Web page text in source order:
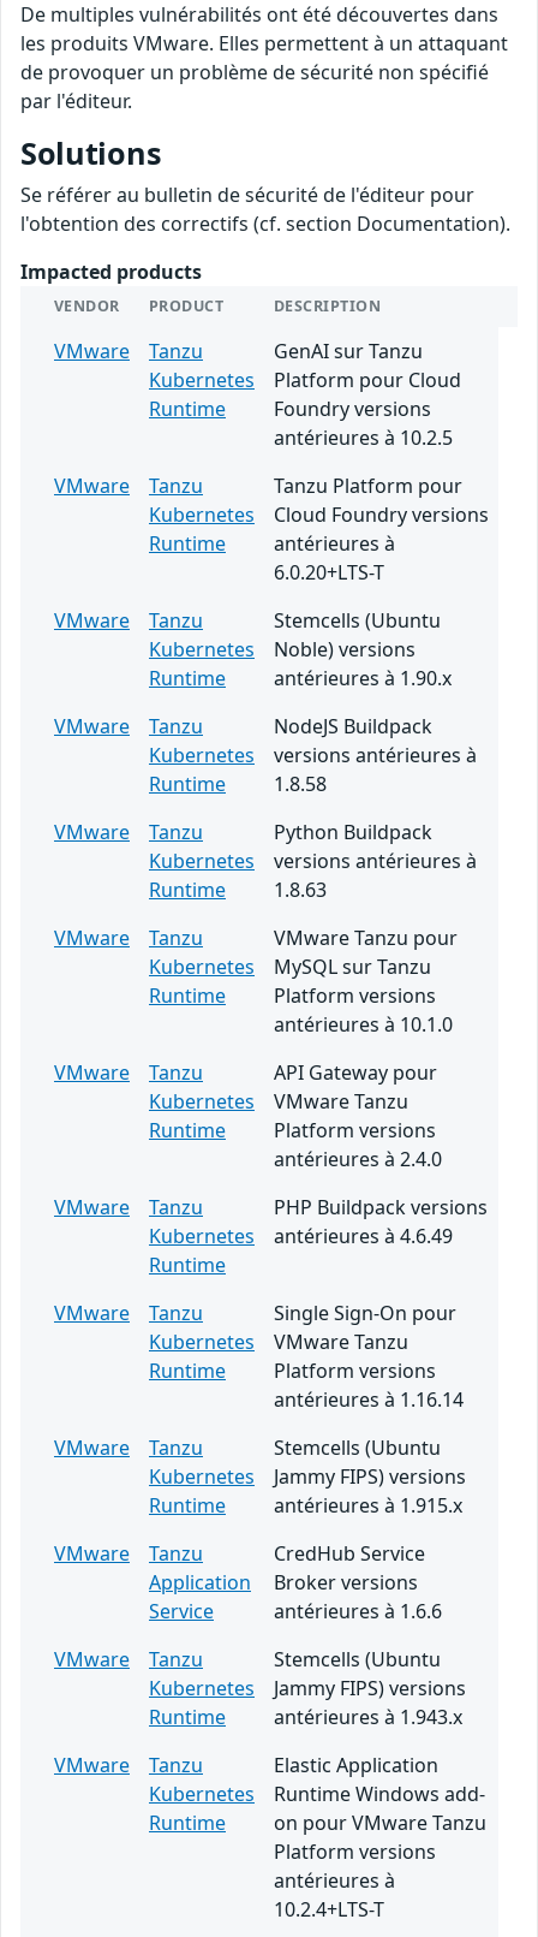
De multiples vulnérabilités ont été découvertes dans
les produits VMware. Elles permettent à un attaquant
de provoquer un problème de sécurité non spécifié
par l'éditeur.
Solutions
Se référer au bulletin de sécurité de l'éditeur pour
l'obtention des correctifs (cf. section Documentation).
Impacted products
VENDOR PRODUCT DESCRIPTION
VMware
Tanzu
Kubernetes
Runtime
GenAI sur Tanzu
Platform pour Cloud
Foundry versions
antérieures à 10.2.5
VMware
Tanzu
Kubernetes
Runtime
Tanzu Platform pour
Cloud Foundry versions
antérieures à
6.0.20+LTS-T
VMware
Tanzu
Kubernetes
Runtime
Stemcells (Ubuntu
Noble) versions
antérieures à 1.90.x
VMware
Tanzu
Kubernetes
Runtime
NodeJS Buildpack
versions antérieures à
1.8.58
VMware
Tanzu
Kubernetes
Runtime
Python Buildpack
versions antérieures à
1.8.63
VMware
Tanzu
Kubernetes
Runtime
VMware Tanzu pour
MySQL sur Tanzu
Platform versions
antérieures à 10.1.0
VMware
Tanzu
Kubernetes
Runtime
API Gateway pour
VMware Tanzu
Platform versions
antérieures à 2.4.0
VMware
Tanzu
Kubernetes
Runtime
PHP Buildpack versions
antérieures à 4.6.49
VMware
Tanzu
Kubernetes
Runtime
Single Sign-On pour
VMware Tanzu
Platform versions
antérieures à 1.16.14
VMware
Tanzu
Kubernetes
Runtime
Stemcells (Ubuntu
Jammy FIPS) versions
antérieures à 1.915.x
VMware
Tanzu
Application
Service
CredHub Service
Broker versions
antérieures à 1.6.6
VMware
Tanzu
Kubernetes
Runtime
Stemcells (Ubuntu
Jammy FIPS) versions
antérieures à 1.943.x
VMware
Tanzu
Kubernetes
Runtime
Elastic Application
Runtime Windows add-
on pour VMware Tanzu
Platform versions
antérieures à
10.2.4+LTS-T